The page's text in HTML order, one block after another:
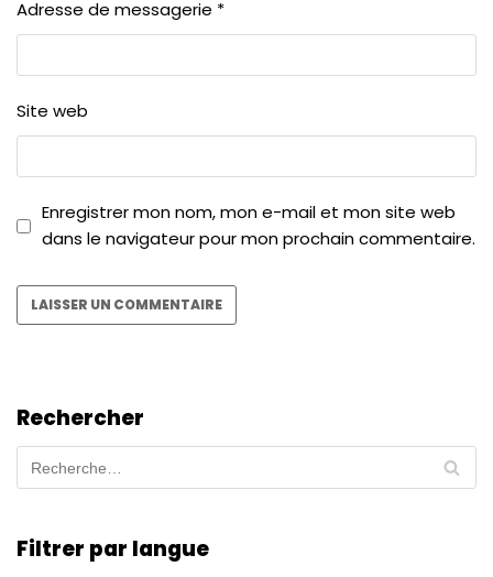
Adresse de messagerie *
Site web
Enregistrer mon nom, mon e-mail et mon site web
dans le navigateur pour mon prochain commentaire.
Rechercher
Filtrer par langue